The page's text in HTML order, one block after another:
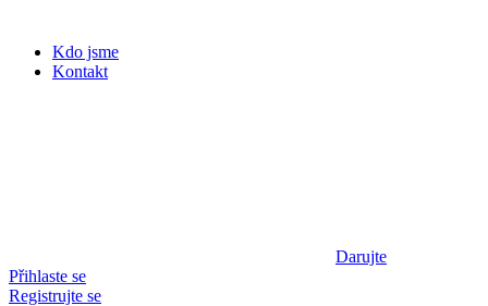
Kdo jsme
Kontakt
Darujte
Přihlaste se
Registrujte se